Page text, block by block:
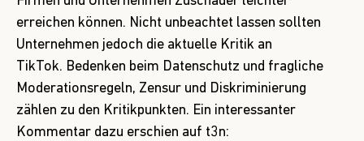
erreichen können. Nicht unbeachtet lassen sollten
Unternehmen jedoch die aktuelle Kritik an
TikTok. Bedenken beim Datenschutz und fragliche
Moderationsregeln, Zensur und Diskriminierung
zählen zu den Kritikpunkten. Ein interessanter
Kommentar dazu erschien auf t3n: